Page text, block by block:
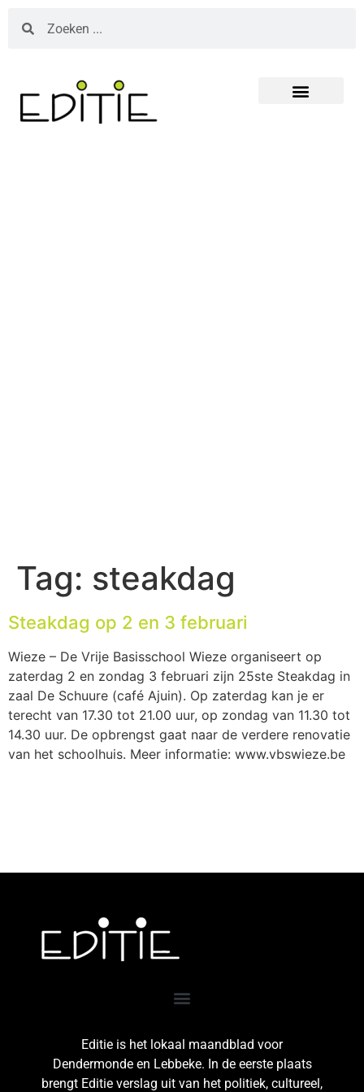
Tag: steakdag
Steakdag op 2 en 3 februari
Wieze – De Vrije Basisschool Wieze organiseert op
zaterdag 2 en zondag 3 februari zijn 25ste Steakdag in
zaal De Schuure (café Ajuin). Op zaterdag kan je er
terecht van 17.30 tot 21.00 uur, op zondag van 11.30 tot
14.30 uur. De opbrengst gaat naar de verdere renovatie
van het schoolhuis. Meer informatie: www.vbswieze.be
Editie is het lokaal maandblad voor
Dendermonde en Lebbeke. In de eerste plaats
brengt Editie verslag uit van het politiek, cultureel,